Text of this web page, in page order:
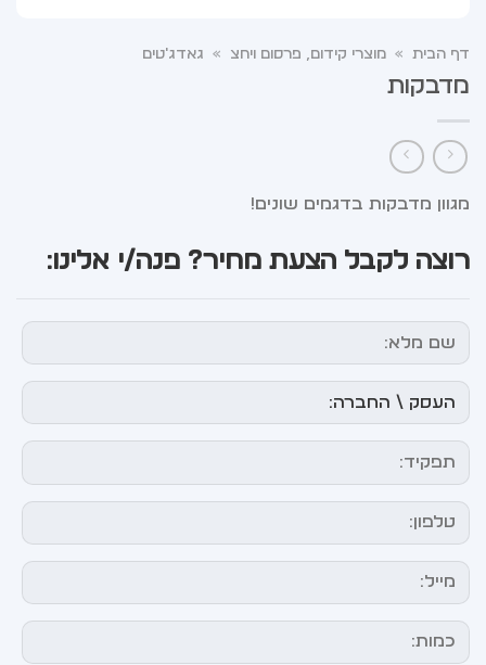
דף הבית » מוצרי קידום, פרסום ויחצ » גאדג'טים
מדבקות
מגוון מדבקות בדגמים שונים!
רוצה לקבל הצעת מחיר? פנה/י אלינו: